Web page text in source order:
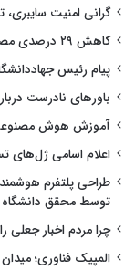
گرانی امنیت
کاهش ۲۹ درصدی مصرف انرژی ساختمان‌ها با یک طراحی هوشمند
پیام رئیس
باورهای نادرست
آموزش هوش مصنوعی
اعلام اسامی
طراحی پلتفرم
توسط محقق دانشگاه
چرا مردم اخبار جعلی
المپیک فناوری؛